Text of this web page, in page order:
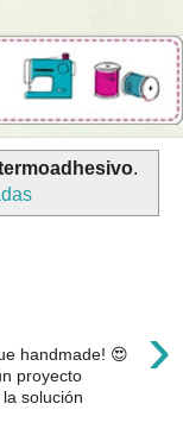
.
›
handmade! 😍
proyecto
solución